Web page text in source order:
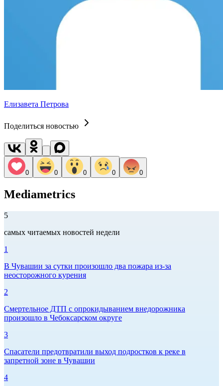
Елизавета Петрова
Поделиться новостью
0 0 0 0 0
Mediametrics
5
самых читаемых новостей недели
1
В Чувашии за сутки произошло два пожара из-за
неосторожного курения
2
Смертельное ДТП с опрокидыванием внедорожника
произошло в Чебоксарском округе
3
Спасатели предотвратили выход подростков к реке в
запретной зоне в Чувашии
4